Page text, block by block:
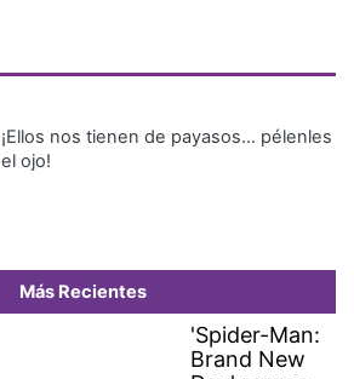
¡Ellos nos tienen de payasos… pélenles
el ojo!
Más Recientes
'Spider-Man:
Brand New